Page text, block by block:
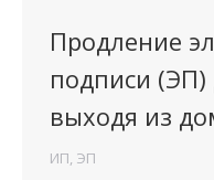
Продление
подписи
выходя из
ИП, ЭП